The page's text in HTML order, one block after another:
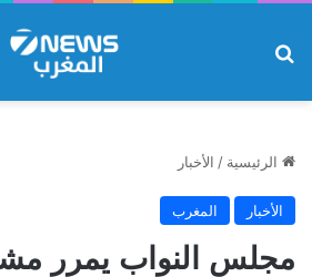
الرئيسية / الأخبار
الأخبار المغرب
مجلس النواب يمرر